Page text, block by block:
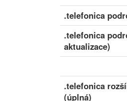
.telefonica
.telefonica
aktualizace)
.telefonica
(úplná)